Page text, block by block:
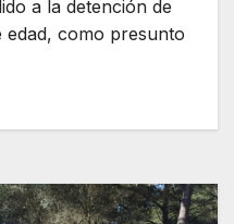
a la detención de
edad, como presunto